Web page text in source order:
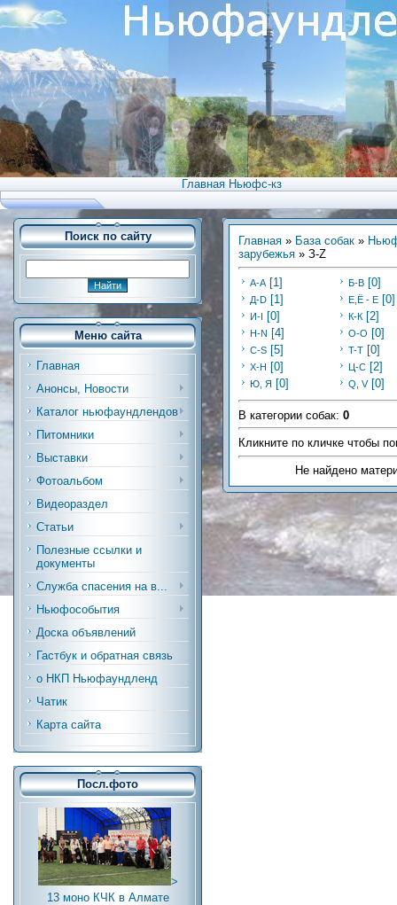
Главная Ньюфс-кз
Поиск по сайту
Меню сайта
Главная
Анонсы, Новости
Каталог ньюфаундлендов
Питомники
Выставки
Фотоальбом
Видеораздел
Статьи
Полезные ссылки и
документы
Служба спасения на в...
Ньюфособытия
Доска объявлений
Гастбук и обратная связь
о НКП Ньюфаундленд
Чатик
Карта сайта
Посл.фото
>
13 моно КЧК в Алмате
Главная » База собак »
зарубежья » З-Z
А-А [1] Б-В [0]
Д-D [1] E,Ё - Е [0]
И-I [0] К-К [2]
H-N [4] O-O [0]
C-S [5] T-T [0]
Х-H [0] Ц-C [2]
Ю, Я [0] Q, V [0]
В категории собак: 0
Кликните по кличке чтобы
Не найдено